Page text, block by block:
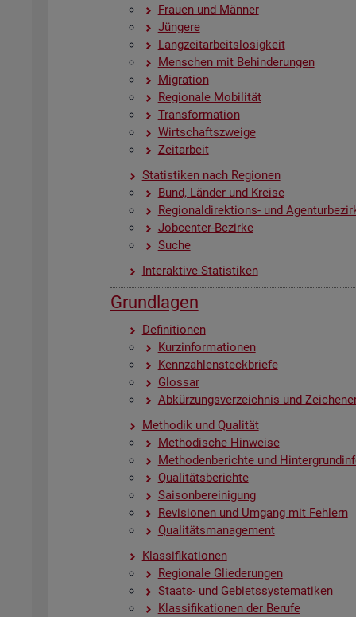
Frau­en und Män­ner
Jün­ge­re
Lang­zeit­ar­beits­lo­sig­keit
Men­schen mit Be­hin­de­run­gen
Mi­gra­ti­on
Re­gio­na­le Mo­bi­li­tät
Trans­for­ma­ti­on
Wirt­schafts­zwei­ge
Zeit­ar­beit
Sta­tis­ti­ken nach Re­gio­nen
Bund, Län­der und Krei­se
Re­gio­nal­di­rek­ti­ons- und
Job­cen­ter-Be­zir­ke
Suche
In­ter­ak­ti­ve Sta­tis­ti­ken
Grund­la­gen
De­fi­ni­tio­nen
Kurz­in­for­ma­tio­nen
Kenn­zah­len­steck­brie­fe
Glos­sar
Ab­kür­zungs­ver­zeich­nis und
Me­tho­dik und Qua­li­tät
Me­tho­di­sche Hin­wei­se
Me­tho­den­be­rich­te und
Qua­li­täts­be­rich­te
Sai­son­be­rei­ni­gung
Re­vi­sio­nen und Um­gang mit Feh­lern
Qua­li­täts­ma­nage­ment
Klas­si­fi­ka­tio­nen
Re­gio­na­le Glie­de­run­gen
Staats- und Ge­biets­sys­te­ma­ti­ken
Klas­si­fi­ka­tio­nen der Be­ru­fe